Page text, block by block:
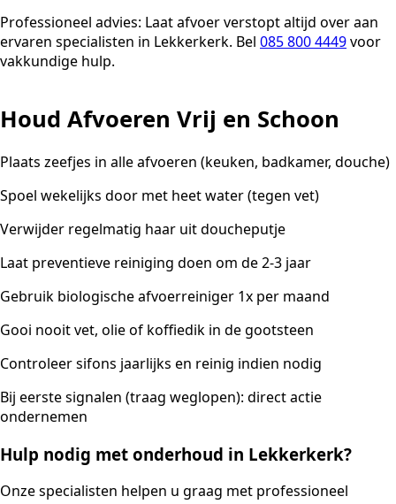
Professioneel advies: Laat afvoer verstopt altijd over aan
ervaren specialisten in Lekkerkerk. Bel 085 800 4449voor
vakkundige hulp.
Houd Afvoeren Vrij en Schoon
Plaats zeefjes in alle afvoeren (keuken, badkamer, douche)
Spoel wekelijks door met heet water (tegen vet)
Verwijder regelmatig haar uit doucheputje
Laat preventieve reiniging doen om de 2-3 jaar
Gebruik biologische afvoerreiniger 1x per maand
Gooi nooit vet, olie of koffiedik in de gootsteen
Controleer sifons jaarlijks en reinig indien nodig
Bij eerste signalen (traag weglopen): direct actie
ondernemen
Hulp nodig met onderhoud in Lekkerkerk?
Onze specialisten helpen u graag met professioneel